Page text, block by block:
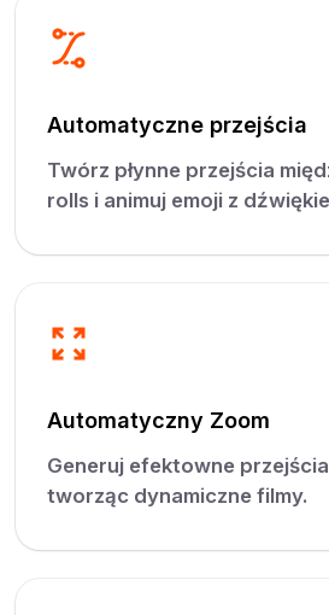
Automatyczne przejścia
Twórz płynne przejścia
rolls i animuj emoji z
Automatyczny Zoom
Generuj efektowne
tworząc dynamiczne filmy.